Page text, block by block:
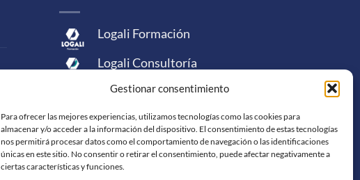
Gestionar consentimiento
Para ofrecer las mejores experiencias, utilizamos tecnologías como las cookies para
almacenar y/o acceder a la información del dispositivo. El consentimiento de estas tecnologías
nos permitirá procesar datos como el comportamiento de navegación o las identificaciones
únicas en este sitio. No consentir o retirar el consentimiento, puede afectar negativamente a
ciertas características y funciones.
Logali Formación
Logali Consultoría
Logali Ingeniería